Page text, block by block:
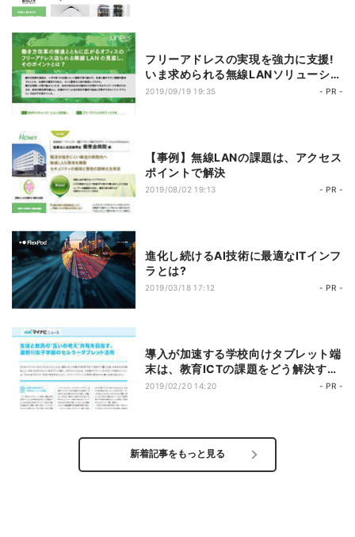
フリーアドレスの実現を強力に支援!
いま求められる無線LANソリューショ
ンの姿とは
2019/09/19 19:35 - PR -
【事例】無線LANの課題は、アクセス
ポイントで解決
2019/08/02 19:13 - PR -
進化し続けるAI技術に最適なITインフ
ラとは?
2019/03/18 17:12 - PR -
導入が加速する学校向けタブレット端
末は、教育ICTの課題をどう解決する
のか?
2019/02/20 14:20 - PR -
新着記事をもっと見る